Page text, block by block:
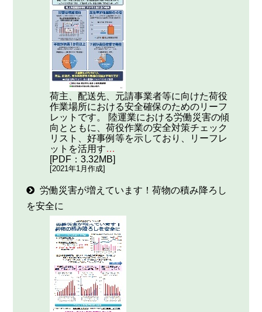
荷主、配送先、元請事業者等に向けた荷役
作業場所における安全確保のためのリーフ
レットです。 陸運業における労働災害の傾
向とともに、荷役作業の安全対策チェック
リスト、好事例等を示しており、リーフレ
ットを活用す…
[PDF：3.32MB]
[2021年1月作成]
労働災害が増えています！荷物の積み降ろし
を安全に